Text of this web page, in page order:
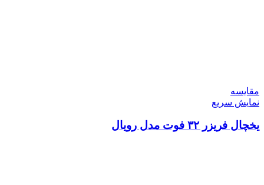
مقايسه
نمایش سریع
یخچال فریزر ۳۲ فوت مدل رویال